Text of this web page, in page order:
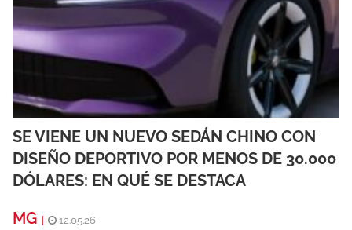
SE VIENE UN NUEVO SEDÁN CHINO CON
DISEÑO DEPORTIVO POR MENOS DE 30.000
DÓLARES: EN QUÉ SE DESTACA
MG
12.05.26